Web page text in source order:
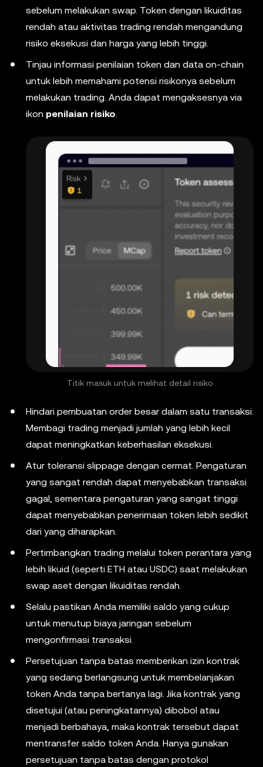
sebelum melakukan swap. Token dengan likuiditas
rendah atau aktivitas trading rendah mengandung
risiko eksekusi dan harga yang lebih tinggi.
Tinjau informasi penilaian token dan data on-chain
untuk lebih memahami potensi risikonya sebelum
melakukan trading. Anda dapat mengaksesnya via
ikon penilaian risiko.
Titik masuk untuk melihat detail risiko
Hindari pembuatan order besar dalam satu transaksi.
Membagi trading menjadi jumlah yang lebih kecil
dapat meningkatkan keberhasilan eksekusi.
Atur toleransi slippage dengan cermat. Pengaturan
yang sangat rendah dapat menyebabkan transaksi
gagal, sementara pengaturan yang sangat tinggi
dapat menyebabkan penerimaan token lebih sedikit
dari yang diharapkan.
Pertimbangkan trading melalui token perantara yang
lebih likuid (seperti ETH atau USDC) saat melakukan
swap aset dengan likuiditas rendah.
Selalu pastikan Anda memiliki saldo yang cukup
untuk menutup biaya jaringan sebelum
mengonfirmasi transaksi.
Persetujuan tanpa batas memberikan izin kontrak
yang sedang berlangsung untuk membelanjakan
token Anda tanpa bertanya lagi. Jika kontrak yang
disetujui (atau peningkatannya) dibobol atau
menjadi berbahaya, maka kontrak tersebut dapat
mentransfer saldo token Anda. Hanya gunakan
persetujuan tanpa batas dengan protokol